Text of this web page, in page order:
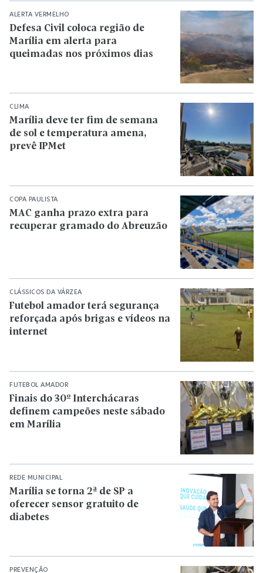
ALERTA VERMELHO
Defesa Civil coloca região de
Marília em alerta para
queimadas nos próximos dias
CLIMA
Marília deve ter fim de semana
de sol e temperatura amena,
prevê IPMet
COPA PAULISTA
MAC ganha prazo extra para
recuperar gramado do Abreuzão
CLÁSSICOS DA VÁRZEA
Futebol amador terá segurança
reforçada após brigas e vídeos na
internet
FUTEBOL AMADOR
Finais do 30º Interchácaras
definem campeões neste sábado
em Marília
REDE MUNICIPAL
Marília se torna 2ª de SP a
oferecer sensor gratuito de
diabetes
PREVENÇÃO